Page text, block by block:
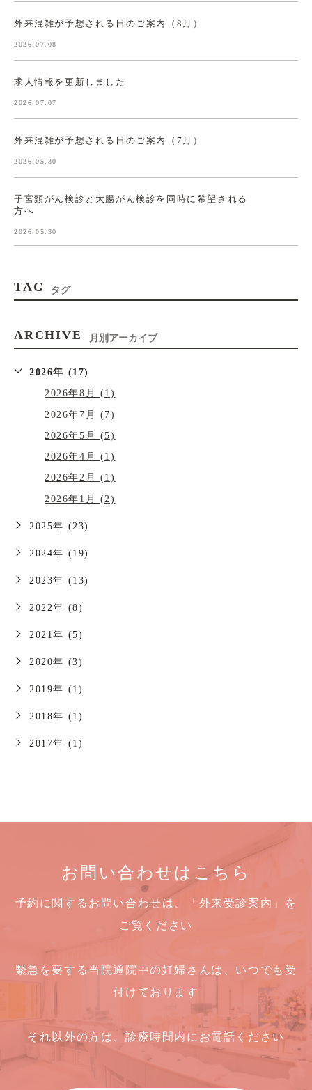
外来混雑が予想される日のご案内（8月）
2026.07.08
求人情報を更新しました
2026.07.07
外来混雑が予想される日のご案内（7月）
2026.05.30
子宮頸がん検診と大腸がん検診を同時に希望される
方へ
2026.05.30
TAG タグ
ARCHIVE 月別アーカイブ
2026年 (17)
2026年8月 (1)
2026年7月 (7)
2026年5月 (5)
2026年4月 (1)
2026年2月 (1)
2026年1月 (2)
2025年 (23)
2024年 (19)
2023年 (13)
2022年 (8)
2021年 (5)
2020年 (3)
2019年 (1)
2018年 (1)
2017年 (1)
お問い合わせはこちら
予約に関するお問い合わせは、「外来受診案内」を
ご覧ください
緊急を要する当院通院中の妊婦さんは、いつでも受
付けております
それ以外の方は、診療時間内にお電話ください